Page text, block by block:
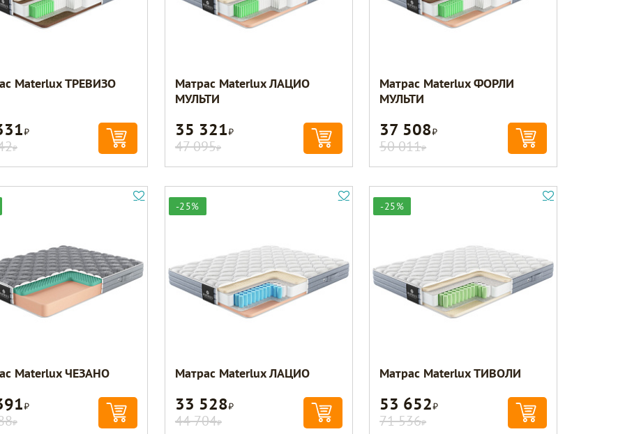
Materlux ТРЕВИЗО
Р
Р
Матрас Materlux ЛАЦИО
МУЛЬТИ
35 321Р
47 095Р
Матрас Materlux ФОРЛИ
МУЛЬТИ
37 508Р
50 011Р
Materlux ЧЕЗАНО
Р
Р
-25%
Матрас Materlux ЛАЦИО
33 528Р
44 704Р
-25%
Матрас Materlux ТИВОЛИ
53 652Р
71 536Р